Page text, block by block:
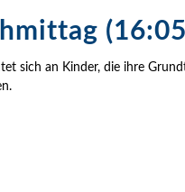
sich an Kinder, die ihre